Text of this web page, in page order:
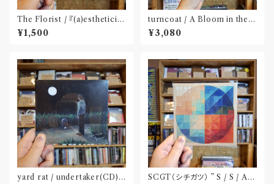
The Florist / 『(a)estheticis
m』(CD)※特典:ステッカー付
¥1,500
turncoat / A Bloom in the
Dust(CD)〝四国〟
¥3,080
yard rat / undertaker(CD)
SCGT（シチガツ） ” S / S / A /